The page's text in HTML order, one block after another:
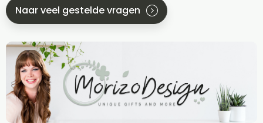
Naar veel gestelde vragen